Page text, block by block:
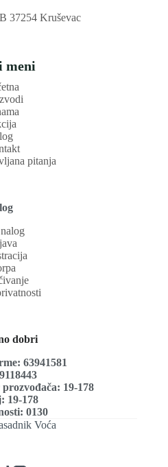
37254 Kruševac
meni
pitanja
dobri
63941581
19-178
19-178
0130
Voća